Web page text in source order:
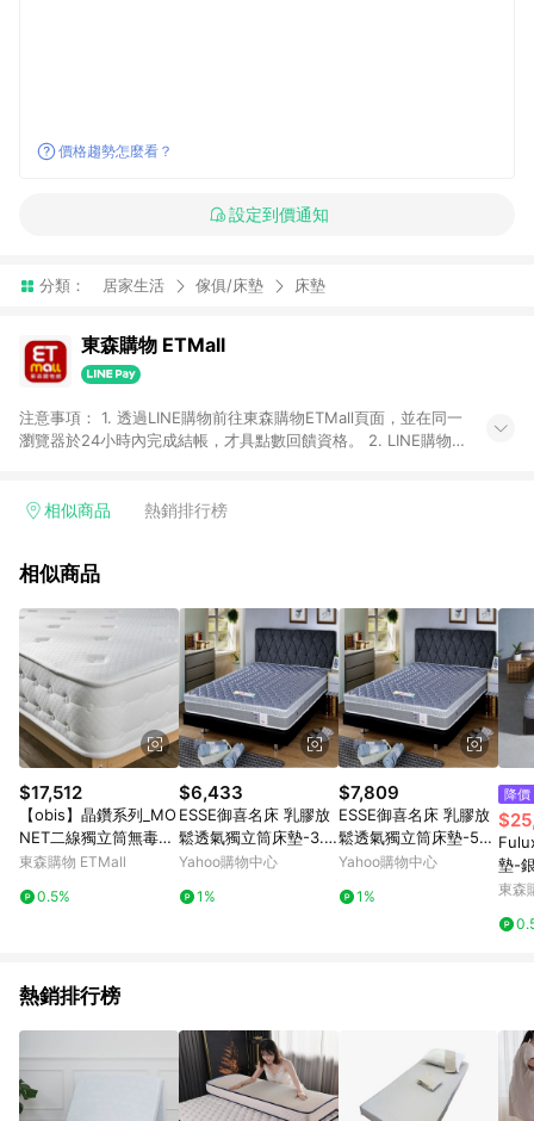
價格趨勢怎麼看？
設定到價通知
分類： 居家生活 傢俱/床墊 床墊
東森購物 ETMall
注意事項： 1. 透過LINE購物前往東森購物ETMall頁面，並在同一
瀏覽器於24小時內完成結帳，才具點數回饋資格。 2. LINE購物
單，皆不在點數回饋範圍內。 3. 如購買以下類別商品，將無法獲
球嚴選、商城、專案商品、「草莓網」全館商品。 4. 如取消訂
回饋。 5. 點數回饋會扣除所有折扣優惠後之最終發票金額計算，
實際回饋請依LINE購物通知為主。 6. 訂單如有使用東森購物
ETMall站內之折扣優惠(包含但不限於東森幣、樂透金、東森現金
券等)，不具點數回饋資格。詳細請依東森購物ETMall之結帳頁面
顯示為準。 7. LINE購物設有「單一商品最高回饋點數」機制(特
殊活動時開放「回饋無上限」)，以同一訂單中同一商品不論件數
計算，並依訂單成立時間當下LINE購物所設定的回饋機制為準。
8. LINE購物為購物資訊整合性平台，商品資料更新會有時間差，
如顯示之商品規格、顏色、價位、贈品與東森購物ETMall銷售網
頁不符，以銷售網頁標示為準。 9. 若有贈點爭議，請務必於訂單
日期+180天以內至LINE購物客服洽詢；若超過180天(含)以上進
行申訴，恕無法贈點回饋。 10. 部分點數紅包僅限指定商品使
用，或不適用於無回饋商品。各點數紅包之適用商品與使用條件
相似商品 熱銷排行榜
相似商品
$17,512
【obis】晶鑽系列_MO
NET二線獨立筒無毒床
墊-雙人(6尺*7尺)
東森購物 ETMall
0.5%
$6,433
ESSE御喜名床 乳膠放
鬆透氣獨立筒床墊-3.5
X6.2尺(單人加大)
Yahoo購物中心
1%
$7,809
ESSE御喜名床 乳膠放
鬆透氣獨立筒床墊-5X
6.2尺(雙人)
Yahoo購物中心
1%
降價
墊-
東森
熱銷排行榜